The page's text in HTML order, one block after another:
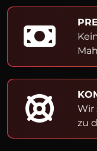
Wir
zu